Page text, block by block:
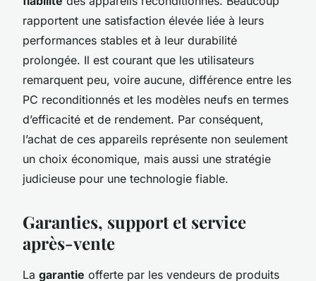
rapportent une satisfaction élevée liée à leurs
performances stables et à leur durabilité
prolongée. Il est courant que les utilisateurs
remarquent peu, voire aucune, différence entre les
PC reconditionnés et les modèles neufs en termes
d’efficacité et de rendement. Par conséquent,
l’achat de ces appareils représente non seulement
un choix économique, mais aussi une stratégie
judicieuse pour une technologie fiable.
Garanties, support et service
après-vente
La garantie offerte par les vendeurs de produits